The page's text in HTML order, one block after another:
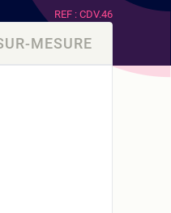
REF : CDV.46
MESURE